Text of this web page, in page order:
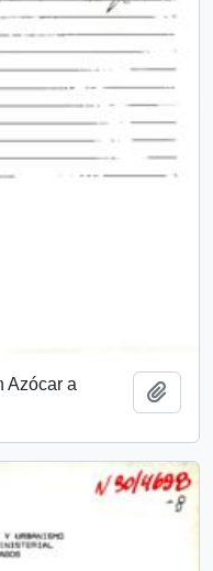
Azócar a